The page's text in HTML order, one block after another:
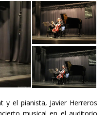
y el pianista, Javier Herreros